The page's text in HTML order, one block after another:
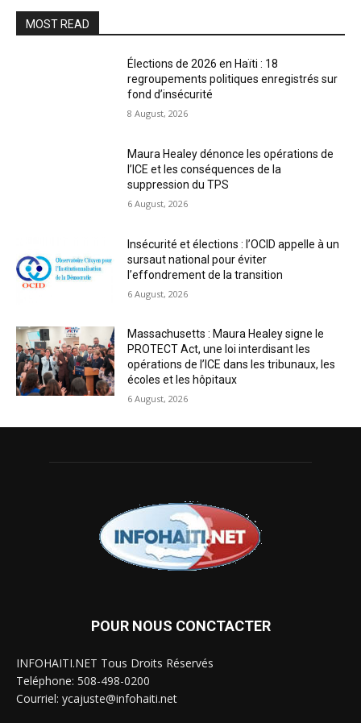
MOST READ
Élections de 2026 en Haïti : 18
regroupements politiques enregistrés sur
fond d’insécurité
8 August, 2026
Maura Healey dénonce les opérations de
l’ICE et les conséquences de la
suppression du TPS
6 August, 2026
Insécurité et élections : l’OCID appelle à un
sursaut national pour éviter
l’effondrement de la transition
6 August, 2026
Massachusetts : Maura Healey signe le
PROTECT Act, une loi interdisant les
opérations de l’ICE dans les tribunaux, les
écoles et les hôpitaux
6 August, 2026
POUR NOUS CONCTACTER
INFOHAITI.NET Tous Droits Réservés
Teléphone: 508-498-0200
Courriel: ycajuste@infohaiti.net